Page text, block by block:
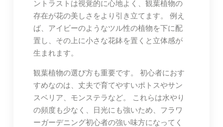
ントラストは視覚的に心地よく、観葉植物の
存在が花の美しさをより引き立てます。 例え
ば、アイビーのようなツル性の植物を下に配
置し、その上に小さな花鉢を置くと立体感が
生まれます。
観葉植物の選び方も重要です。 初心者におす
すめなのは、丈夫で育てやすいポトスやサン
スベリア、モンステラなど。 これらは水やり
の頻度も少なく、日光にも強いため、フラワ
ーガーデニング初心者の強い味方になってく